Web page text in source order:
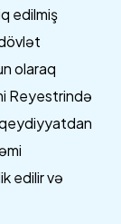
edilmiş
olaraq
Reyestrində
edilir və